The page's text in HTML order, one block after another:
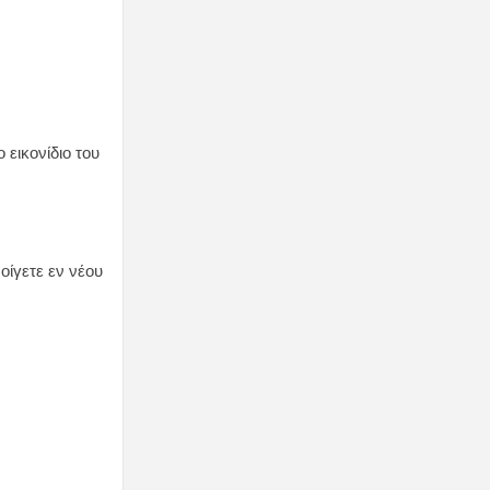
του
εν νέου